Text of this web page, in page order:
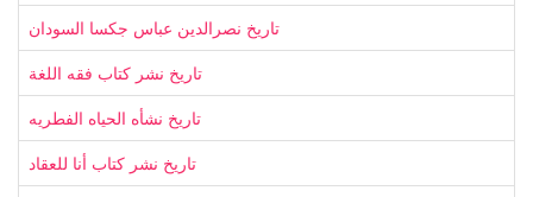
تاريخ نصرالدين عباس جكسا السودان
تاريخ نشر كتاب فقه اللغة
تاريخ نشأه الحياه الفطريه
تاريخ نشر كتاب أنا للعقاد